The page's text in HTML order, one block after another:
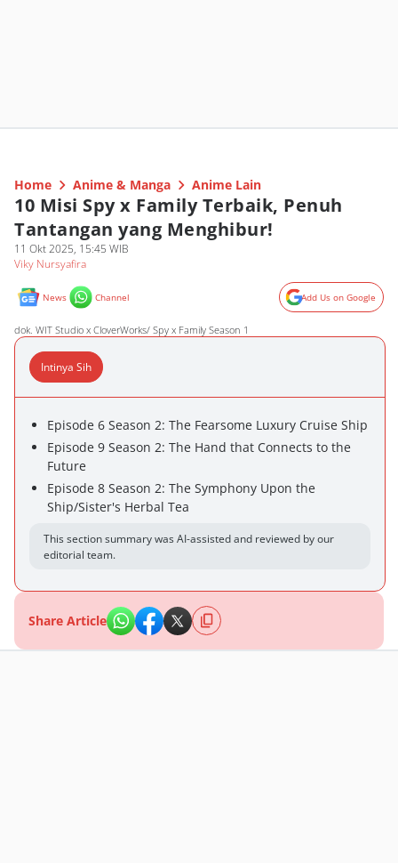
Home Anime & Manga Anime Lain
10 Misi Spy x Family Terbaik, Penuh
Tantangan yang Menghibur!
11 Okt 2025, 15:45 WIB
Viky Nursyafira
News Channel Add Us on Google
dok. WIT Studio x CloverWorks/ Spy x Family Season 1
Intinya Sih
Episode 6 Season 2: The Fearsome Luxury Cruise Ship
Episode 9 Season 2: The Hand that Connects to the
Future
Episode 8 Season 2: The Symphony Upon the
Ship/Sister's Herbal Tea
This section summary was AI-assisted and reviewed by our
editorial team.
Share Article